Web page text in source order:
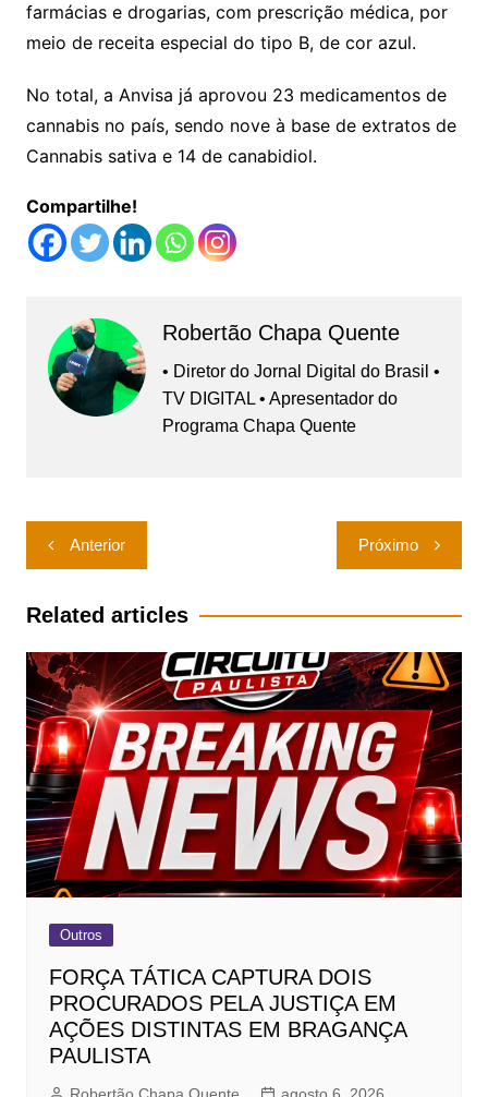
farmácias e drogarias, com prescrição médica, por
meio de receita especial do tipo B, de cor azul.
No total, a Anvisa já aprovou 23 medicamentos de
cannabis no país, sendo nove à base de extratos de
Cannabis sativa e 14 de canabidiol.
Compartilhe!
Robertão Chapa Quente
• Diretor do Jornal Digital do Brasil •
TV DIGITAL • Apresentador do
Programa Chapa Quente
Navegação
de
Post
Anterior Próximo
Related articles
Outros
FORÇA TÁTICA CAPTURA DOIS
PROCURADOS PELA JUSTIÇA EM
AÇÕES DISTINTAS EM BRAGANÇA
PAULISTA